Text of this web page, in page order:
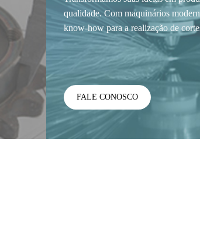
qualidade. Com maquinários
know-how para a realização de
FALE CONOSCO